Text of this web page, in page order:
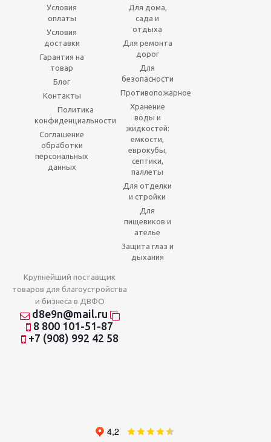
Условия
оплаты
Условия
доставки
Гарантия на
товар
Блог
Контакты
Политика
конфиденциальности
Соглашение
обработки
персональных
данных
Для дома,
сада и
отдыха
Для ремонта
дорог
Для
безопасности
Противопожарное
Хранение
воды и
жидкостей:
емкости,
еврокубы,
септики,
паллеты
Для отделки
и стройки
Для
пищевиков и
ателье
Защита глаз и
дыхания
Крупнейший поставщик
товаров для благоустройства
и бизнеса в ДВФО
d8e9n@mail.ru
8 800 101-51-87
+7 (908) 992 42 58